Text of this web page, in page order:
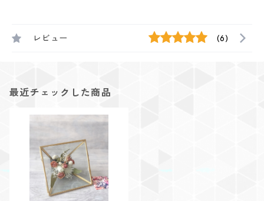
レビュー (6)
最近チェックした商品